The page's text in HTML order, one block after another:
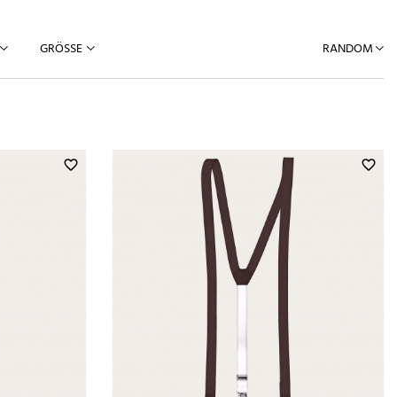
GRÖSSE RANDOM
favorite_border favorite_border